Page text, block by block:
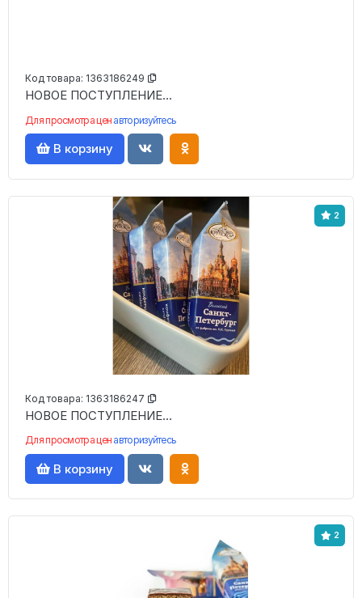
Код товара: 1363186249
НОВОЕ ПОСТУПЛЕНИЕ...
Для просмотра цен авторизуйтесь
В корзину
2
Код товара: 1363186247
НОВОЕ ПОСТУПЛЕНИЕ...
Для просмотра цен авторизуйтесь
В корзину
2